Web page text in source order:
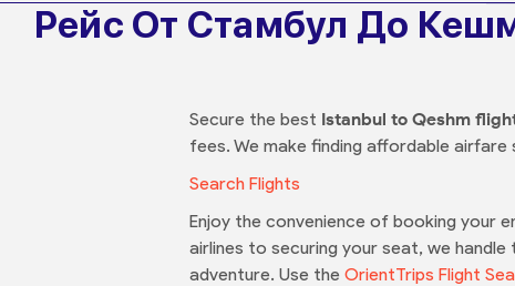
Рейс От Стамбул До
Secure the best Istanbul to Qeshm
fees. We make finding affordable
Search Flights
Enjoy the convenience of booking your
airlines to securing your seat, we
adventure. Use the OrientTrips Flight